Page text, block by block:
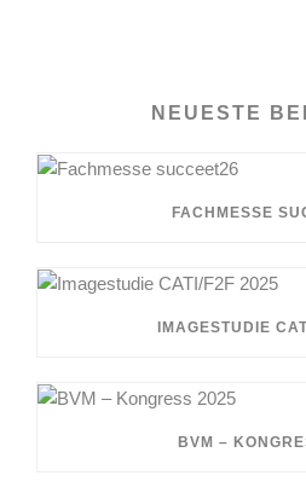
NEUESTE
FACHMESSE
IMAGESTUDIE
BVM –